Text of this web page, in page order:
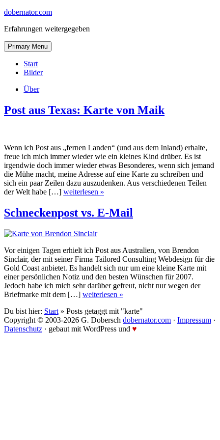
Skip
content
dobernator.com
Erfahrungen weitergegeben
Primary Menu Skip
to
Start
Bilder
Über
Post aus Texas: Karte von Maik
Wenn ich Post aus „fernen Landen“ (und aus dem Inland) erhalte,
freue ich mich immer wieder wie ein kleines Kind drüber. Es ist
irgendwie doch immer wieder etwas Besonderes, wenn sich jemand
die Mühe macht, meine Adresse auf eine Karte zu schreiben und
sich ein paar Zeilen dazu auszudenken. Aus verschiedenen Teilen
der Welt habe […] weiterlesen »
Schneckenpost vs. E-Mail
Vor einigen Tagen erhielt ich Post aus Australien, von Brendon
Sinclair, der mit seiner Firma Tailored Consulting Webdesign für die
Gold Coast anbietet. Es handelt sich nur um eine kleine Karte mit
einer persönlichen Notiz und den besten Wünschen für 2007.
Jedoch habe ich mich sehr darüber gefreut, nicht nur wegen der
Briefmarke mit dem […] weiterlesen »
Du bist hier: Start » Posts getaggt mit "karte"
Copyright © 2003-2026 G. Dobersch dobernator.com · Impressum ·
Datenschutz · gebaut mit WordPress und ♥